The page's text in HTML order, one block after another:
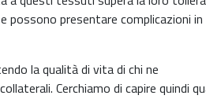
e possono presentare complicazioni in
la qualità di vita di chi ne
Cerchiamo di capire quindi